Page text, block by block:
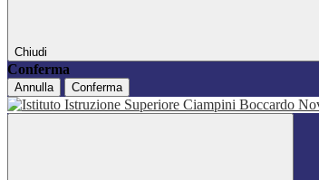
Chiudi
Conferma
Annulla Conferma